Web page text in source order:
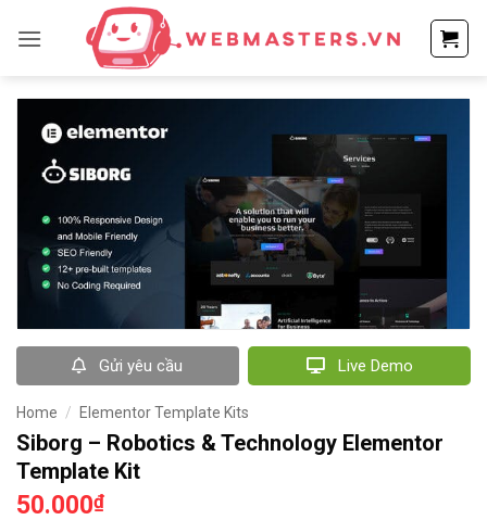
qua
dung
Gửi yêu cầu Live Demo
Home / Elementor Template Kits
Siborg – Robotics & Technology Elementor
Template Kit
50.000₫